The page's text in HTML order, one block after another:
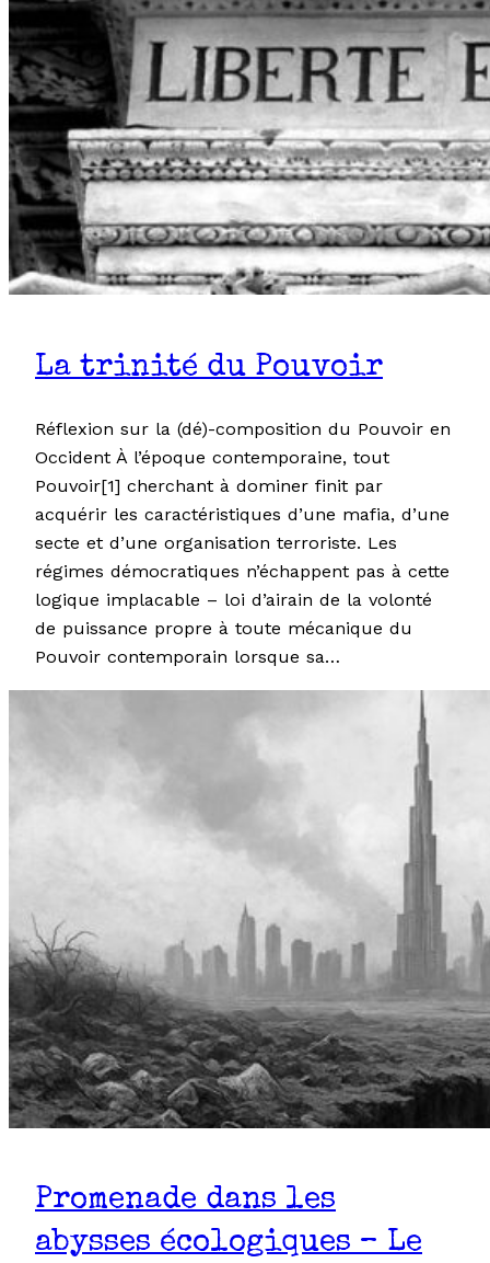
La trinité du Pouvoir
Réflexion sur la (dé)-composition du Pouvoir en
Occident À l’époque contemporaine, tout
Pouvoir[1] cherchant à dominer finit par
acquérir les caractéristiques d’une mafia, d’une
secte et d’une organisation terroriste. Les
régimes démocratiques n’échappent pas à cette
logique implacable – loi d’airain de la volonté
de puissance propre à toute mécanique du
Pouvoir contemporain lorsque sa…
Promenade dans les
abysses écologiques – Le